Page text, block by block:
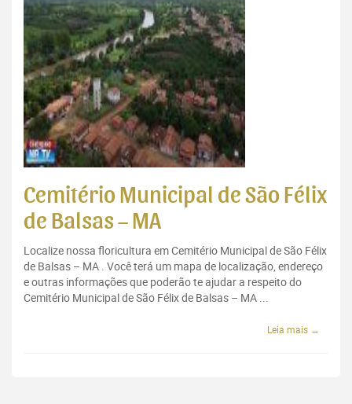
Cemitério Municipal de São Félix
de Balsas – MA
Localize nossa floricultura em Cemitério Municipal de São Félix
de Balsas – MA . Você terá um mapa de localização, endereço
e outras informações que poderão te ajudar a respeito do
Cemitério Municipal de São Félix de Balsas – MA ...
Leia mais →